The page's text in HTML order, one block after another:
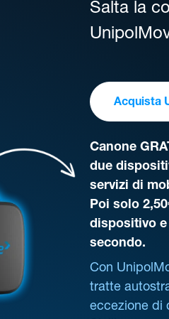
Salta la
Acquista
Canone
due
servizi di
Poi solo
dispositivo e
secondo.
Con
tratte
eccezione di